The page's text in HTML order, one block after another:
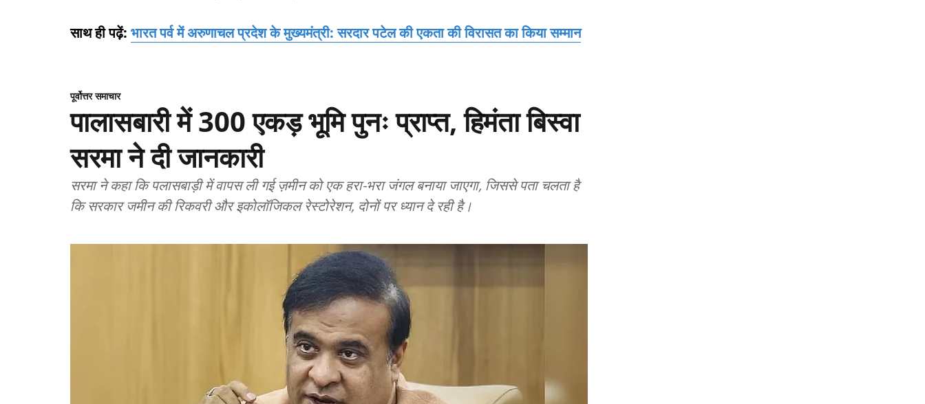
साथ ही पढ़ें: भारत पर्व में अरुणाचल प्रदेश के मुख्यमंत्री: सरदार पटेल की एकता की विरासत का किया सम्मान
पूर्वोत्तर समाचार
पालासबारी में 300 एकड़ भूमि पुनः प्राप्त, हिमंता बिस्वा
सरमा ने दी जानकारी
सरमा ने कहा कि पलासबाड़ी में वापस ली गई ज़मीन को एक हरा-भरा जंगल बनाया जाएगा, जिससे पता चलता है
कि सरकार जमीन की रिकवरी और इकोलॉजिकल रेस्टोरेशन, दोनों पर ध्यान दे रही है।